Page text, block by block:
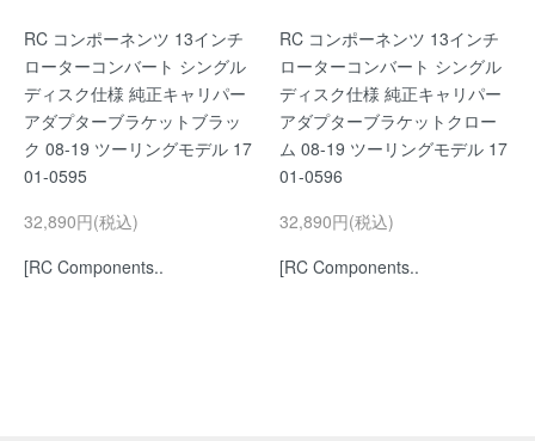
RC コンポーネンツ 13インチ
ローターコンバート シングル
ディスク仕様 純正キャリパー
アダプターブラケットブラッ
ク 08-19 ツーリングモデル 17
01-0595
32,890円(税込)
[RC Components..
RC コンポーネンツ 13インチ
ローターコンバート シングル
ディスク仕様 純正キャリパー
アダプターブラケットクロー
ム 08-19 ツーリングモデル 17
01-0596
32,890円(税込)
[RC Components..